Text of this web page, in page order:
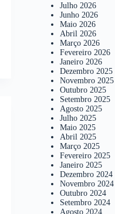
Julho 2026
Junho 2026
Maio 2026
Abril 2026
Março 2026
Fevereiro 2026
Janeiro 2026
Dezembro 2025
Novembro 2025
Outubro 2025
Setembro 2025
Agosto 2025
Julho 2025
Maio 2025
Abril 2025
Março 2025
Fevereiro 2025
Janeiro 2025
Dezembro 2024
Novembro 2024
Outubro 2024
Setembro 2024
Agosto 2024